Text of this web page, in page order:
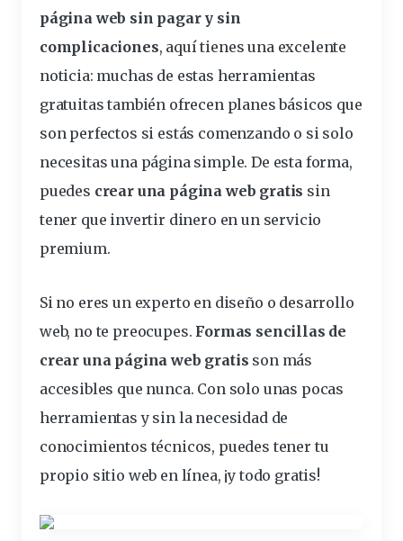
página web sin pagar y sin
complicaciones, aquí tienes una excelente
noticia: muchas de estas herramientas
gratuitas también ofrecen planes básicos que
son perfectos si estás comenzando o si solo
necesitas una página simple. De esta forma,
puedes crear una página web gratis sin
tener que invertir dinero en un servicio
premium.
Si no eres un experto en diseño o desarrollo
web, no te preocupes. Formas sencillas de
crear una página web gratis son más
accesibles que nunca. Con solo unas pocas
herramientas y sin la necesidad de
conocimientos técnicos, puedes tener tu
propio sitio web en línea, ¡y todo gratis!